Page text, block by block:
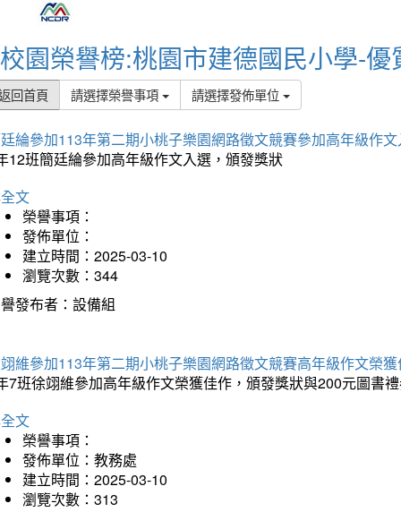
校園榮譽榜:桃園市建德國民小學-優
回首頁 請選擇榮譽事項 請選擇發佈單位
綸參加113年第二期小桃子樂園網路徵文競賽參加高年級作
12班簡廷綸參加高年級作文入選，頒發獎狀
文
榮譽事項：
發佈單位：
建立時間：2025-03-10
瀏覽次數：344
發布者：設備組
維參加113年第二期小桃子樂園網路徵文競賽高年級作文榮
7班徐翊維參加高年級作文榮獲佳作，頒發獎狀與200元圖書
文
榮譽事項：
發佈單位：教務處
建立時間：2025-03-10
瀏覽次數：313